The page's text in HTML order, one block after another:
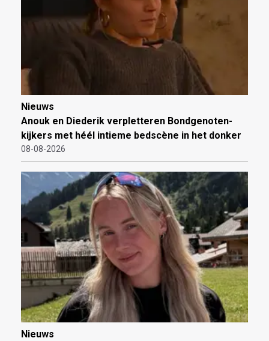
Nieuws
Anouk en Diederik verpletteren Bondgenoten-
kijkers met héél intieme bedscène in het donker
08-08-2026
Nieuws